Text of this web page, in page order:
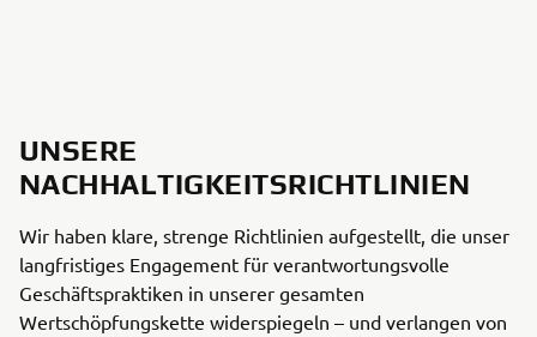
UNSERE
NACHHALTIGKEITSRICHTLINIEN
Wir haben klare, strenge Richtlinien aufgestellt, die unser
langfristiges Engagement für verantwortungsvolle
Geschäftspraktiken in unserer gesamten
Wertschöpfungskette widerspiegeln – und verlangen von